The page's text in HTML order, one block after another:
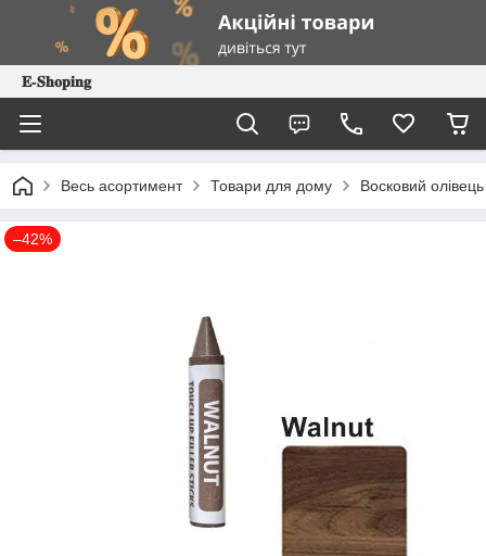
𝐄-𝐒𝐡𝐨𝐩𝐢𝐧𝐠
Весь асортимент Товари для дому Восковий
–42%